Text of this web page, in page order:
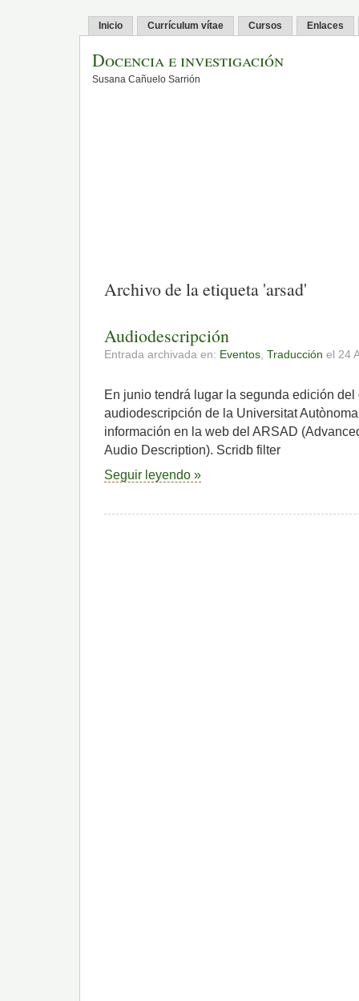
Inicio Currículum vítae Cursos Enlaces
Docencia e investigación
Susana Cañuelo Sarrión
Archivo de la etiqueta 'arsad'
Audiodescripción
Entrada archivada en: Eventos, Traducción el 24
En junio tendrá lugar la segunda edición del
audiodescripción de la Universitat
información en la web del ARSAD
Audio Description). Scridb filter
Seguir leyendo »